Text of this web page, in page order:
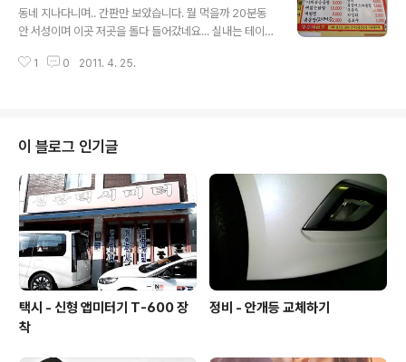
n D300 & Sigma 24-70 F2.8 EX DG 2011-04-06
동네 지나다니며.. 간판만 보았습니다. 뭘 먹을까 20분동
안 서성이며 이곳 저곳을 돌다 들어갔네요... 실내는 테이블
곱창에 매운소스를 별도로 시켜 먹으면 맛이 더욱 매콤하
는 아닙니다^^ 돈암동에 몇 안되는 곱창집중 한 집이라고
보시면 됩니다. 순대는 없습니다!!! Nikon D300 & Sigm
a 24-70 F2.8 EX DG 2011-04-05
1 0 2011. 4. 25.
이 블로그 인기글
택시 - 신형 앱미터기 T-600 장
착
정비 - 안개등 교체하기